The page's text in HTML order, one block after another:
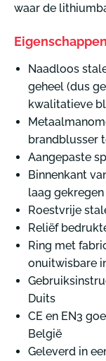
waar de
Eigenschappen
Naadloos
geheel (dus
kwalitatieve
brandblusser
Aangepaste
Binnenkant
laag
Roestvrije
Reliëf
Ring met
onuitwisbare
Duits
CE en EN3
België
Geleverd in